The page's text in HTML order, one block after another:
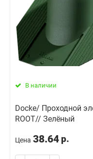
В наличии
Docke/ Проходной
ROOT// Зелёный
Цена 38.64 р.